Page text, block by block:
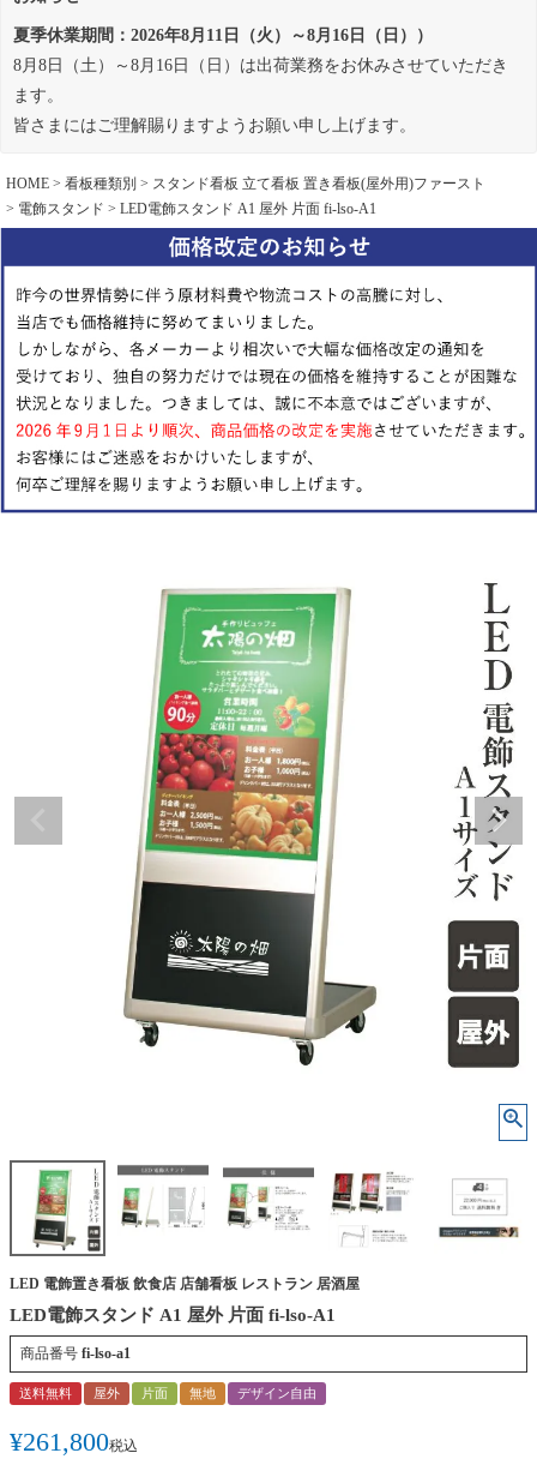
夏季休業期間：2026年8月11日（火）～8月16日（日））
8月8日（土）～8月16日（日）は出荷業務をお休みさせていただき
ます。
皆さまにはご理解賜りますようお願い申し上げます。
HOME 看板種類別
スタンド看板 立て看板 置き看板(屋外用)ファースト
電飾スタンド
LED電飾スタンド A1 屋外 片面 fi-lso-A1
LED 電飾置き看板 飲食店 店舗看板 レストラン 居酒屋
LED電飾スタンド A1 屋外 片面 fi-lso-A1
商品番号 fi-lso-a1
送料無料 屋外 片面 無地 デザイン自由
¥261,800税込